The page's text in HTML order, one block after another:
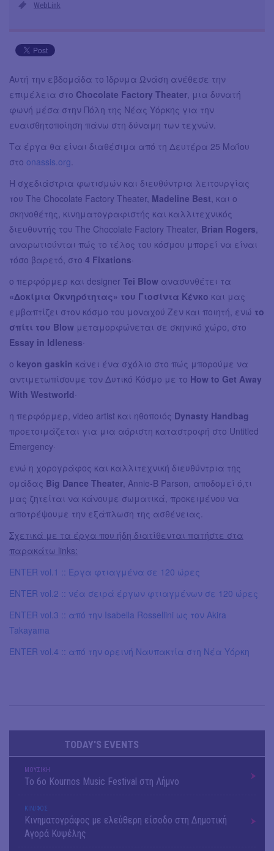
WebLink
Αυτή την εβδομάδα το Ίδρυμα Ωνάση ανέθεσε την
επιμέλεια στο Chocolate Factory Theater, μια δυνατή
φωνή μέσα στην Πόλη της Νέας Υόρκης για την
ευαισθητοποίηση πάνω στη δύναμη των τεχνών.
Τα έργα θα είναι διαθέσιμα από τη Δευτέρα 25 Μαΐου
στο onassis.org.
H σχεδιάστρια φωτισμών και διευθύντρια λειτουργίας
του The Chocolate Factory Theater, Madeline Best, και ο
σκηνοθέτης, κινηματογραφιστής και καλλιτεχνικός
διευθυντής του The Chocolate Factory Theater, Brian Rogers,
αναρωτιούνται πώς το τέλος του κόσμου μπορεί να είναι
τόσο βαρετό, στο 4 Fixations·
ο περφόρμερ και designer Tei Blow ανασυνθέτει τα
«Δοκίμια Οκνηρότητας» του Γιοσίντα Κένκο και μας
εμβαπτίζει στον κόσμο του μοναχού Ζεν και ποιητή, ενώ το
σπίτι του Blow μεταμορφώνεται σε σκηνικό χώρο, στο
Essay in Idleness·
ο keyon gaskin κάνει ένα σχόλιο στο πώς μπορούμε να
αντιμετωπίσουμε τον Δυτικό Κόσμο με το How to Get Away
With Westworld·
η περφόρμερ, video artist και ηθοποιός Dynasty Handbag
προετοιμάζεται για μια αόριστη καταστροφή στο Untitled
Emergency·
ενώ η χορογράφος και καλλιτεχνική διευθύντρια της
ομάδας Big Dance Theater, Annie-B Parson, αποδομεί ό,τι
μας ζητείται να κάνουμε σωματικά, προκειμένου να
αποτρέψουμε την εξάπλωση της ασθένειας.
Σχετικά με τα έργα που ήδη διατίθενται πατήστε στα
παρακάτω links:
ENTER vol.1 :: Έργα φτιαγμένα σε 120 ώρες
ENTER vol.2 :: νέα σειρά έργων φτιαγμένων σε 120 ώρες
ENTER vol.3 :: από την Isabella Rossellini ως τον Akira
Takayama
ENTER vol.4 :: από την ορεινή Ναυπακτία στη Νέα Υόρκη
TODAY'S EVENTS
ΜΟΥΣΙΚΗ
Το 6ο Kournos Music Festival στη Λήμνο
ΚΙΝ/ΦΟΣ
Κινηματογράφος με ελεύθερη είσοδο στη Δημοτική
Αγορά Κυψέλης